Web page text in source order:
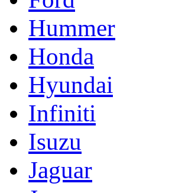
Hummer
Honda
Hyundai
Infiniti
Isuzu
Jaguar